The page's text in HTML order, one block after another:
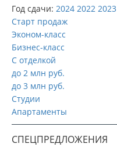
Год сдачи: 2024 2022 2023
Старт продаж
Эконом-класс
Бизнес-класс
С отделкой
до 2 млн руб.
до 3 млн руб.
Студии
Апартаменты
СПЕЦПРЕДЛОЖЕНИЯ